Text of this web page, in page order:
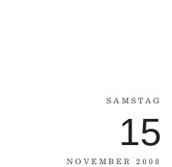
SAMSTAG
15
NOVEMBER 2008